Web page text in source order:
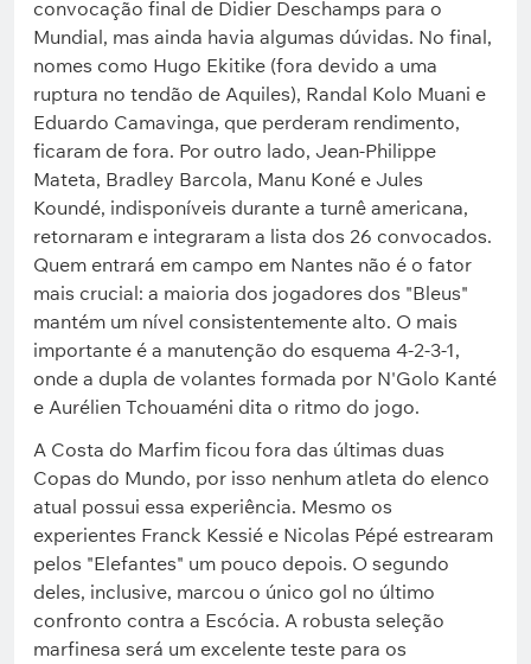
convocação final de Didier Deschamps para o
Mundial, mas ainda havia algumas dúvidas. No final,
nomes como Hugo Ekitike (fora devido a uma
ruptura no tendão de Aquiles), Randal Kolo Muani e
Eduardo Camavinga, que perderam rendimento,
ficaram de fora. Por outro lado, Jean-Philippe
Mateta, Bradley Barcola, Manu Koné e Jules
Koundé, indisponíveis durante a turnê americana,
retornaram e integraram a lista dos 26 convocados.
Quem entrará em campo em Nantes não é o fator
mais crucial: a maioria dos jogadores dos "Bleus"
mantém um nível consistentemente alto. O mais
importante é a manutenção do esquema 4-2-3-1,
onde a dupla de volantes formada por N'Golo Kanté
e Aurélien Tchouaméni dita o ritmo do jogo.
A Costa do Marfim ficou fora das últimas duas
Copas do Mundo, por isso nenhum atleta do elenco
atual possui essa experiência. Mesmo os
experientes Franck Kessié e Nicolas Pépé estrearam
pelos "Elefantes" um pouco depois. O segundo
deles, inclusive, marcou o único gol no último
confronto contra a Escócia. A robusta seleção
marfinesa será um excelente teste para os